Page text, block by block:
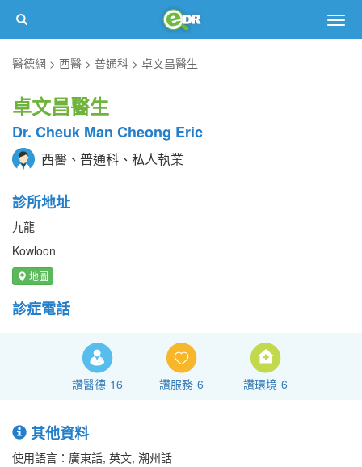
醫德網
西醫 普通科 卓文昌醫生
卓文昌醫生
Dr. Cheuk Man Cheong Eric
西醫、普通科、私人執業
診所地址
九龍
Kowloon
地圖
診症電話
讚醫德 16 讚服務 6 讚環境 6
其他資料
使用語言：廣東話, 英文, 潮州話